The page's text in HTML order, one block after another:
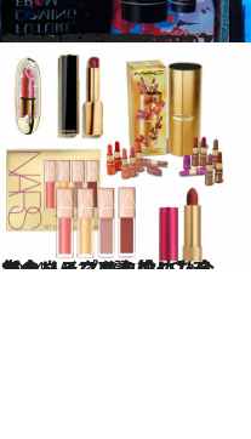
2024.10.3
＜10/4予約開始＞クリスマスコフレ【KANEBO】名作クリーム現品にマスクも！ 活躍必至のスキンケアセット
ビューティ＆ヘルス
2024.10.11
【クリスマスコフレ】今年のリップもう決めた？ シャネル、M・A・C ほか、メイクの主役になる本命リップ7選
ビューティ＆ヘルス